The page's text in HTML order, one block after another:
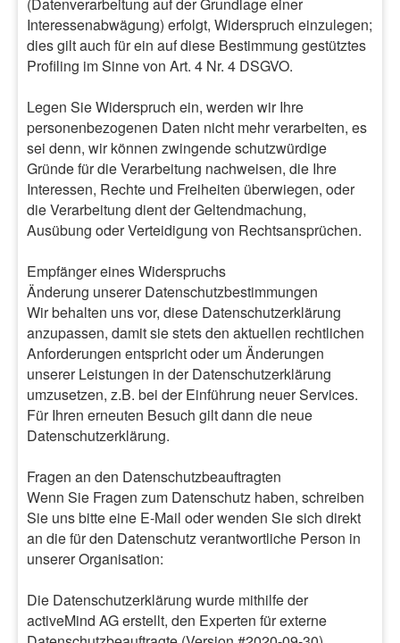
Interessenabwägung) erfolgt, Widerspruch einzulegen;
dies gilt auch für ein auf diese Bestimmung gestütztes
Profiling im Sinne von Art. 4 Nr. 4 DSGVO.
Legen Sie Widerspruch ein, werden wir Ihre
personenbezogenen Daten nicht mehr verarbeiten, es
sei denn, wir können zwingende schutzwürdige
Gründe für die Verarbeitung nachweisen, die Ihre
Interessen, Rechte und Freiheiten überwiegen, oder
die Verarbeitung dient der Geltendmachung,
Ausübung oder Verteidigung von Rechtsansprüchen.
Empfänger eines Widerspruchs
Änderung unserer Datenschutzbestimmungen
Wir behalten uns vor, diese Datenschutzerklärung
anzupassen, damit sie stets den aktuellen rechtlichen
Anforderungen entspricht oder um Änderungen
unserer Leistungen in der Datenschutzerklärung
umzusetzen, z.B. bei der Einführung neuer Services.
Für Ihren erneuten Besuch gilt dann die neue
Datenschutzerklärung.
Fragen an den Datenschutzbeauftragten
Wenn Sie Fragen zum Datenschutz haben, schreiben
Sie uns bitte eine E-Mail oder wenden Sie sich direkt
an die für den Datenschutz verantwortliche Person in
unserer Organisation:
Die Datenschutzerklärung wurde mithilfe der
activeMind AG erstellt, den Experten für externe